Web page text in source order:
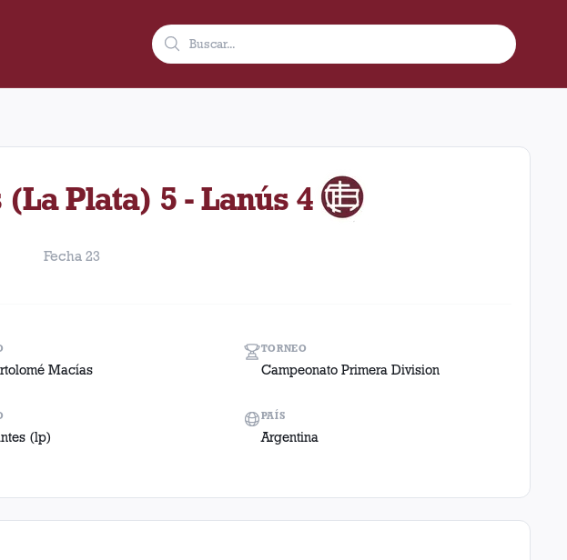
el Domingo, 17 de octubre de 1943 como visitante en el estadio Estudiantes (lp)
Plata) 5 - Lanús 4
Fecha 23
Macías
TORNEO
Campeonato Primera Division
(lp)
PAÍS
Argentina